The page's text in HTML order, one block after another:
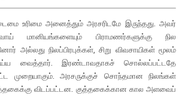
உரிமை அனைத்தும் அரசரிடமே இருந்தது. அவர்
மானியங்களையும் பிராமணர்களுக்கு நில
அல்லது நிலப்பிரபுக்கள், சிறு விவசாயிகள் மூலம்
வைத்தார். இரண்டாவதாகச் சொல்லப்பட்டதே
முறையாகும். அரசருக்குச் சொந்தமான நிலங்கள்
விடப்பட்டன. குத்தகைக்கான கால அளவைப்